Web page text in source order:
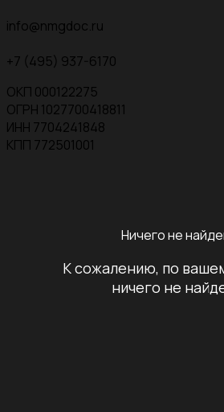
info@nmgdoc.ru
+7 (495) 937-6170
ОКП 000122275
ОГРН 1027700418811
ИНН 7704241848
КПП 772501001
Ничего не
К сожалению, по
ничего не